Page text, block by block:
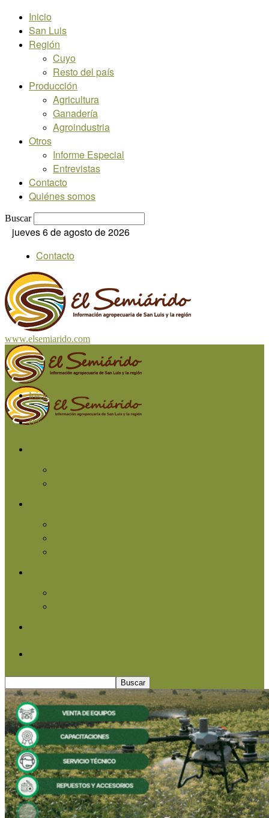
Inicio
San Luis
Región
Cuyo
Resto del país
Producción
Agricultura
Ganadería
Agroindustria
Otros
Informe Especial
Entrevistas
Contacto
Quiénes somos
Buscar
jueves 6 de agosto de 2026
Contacto
www.elsemiarido.com
Inicio
San Luis